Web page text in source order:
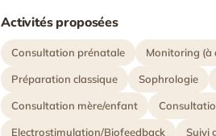
Activités proposées
Consultation prénatale Monitoring (à
Préparation classique Sophrologie
Consultation mère/enfant
Electrostimulation/Biofeedback Suivi